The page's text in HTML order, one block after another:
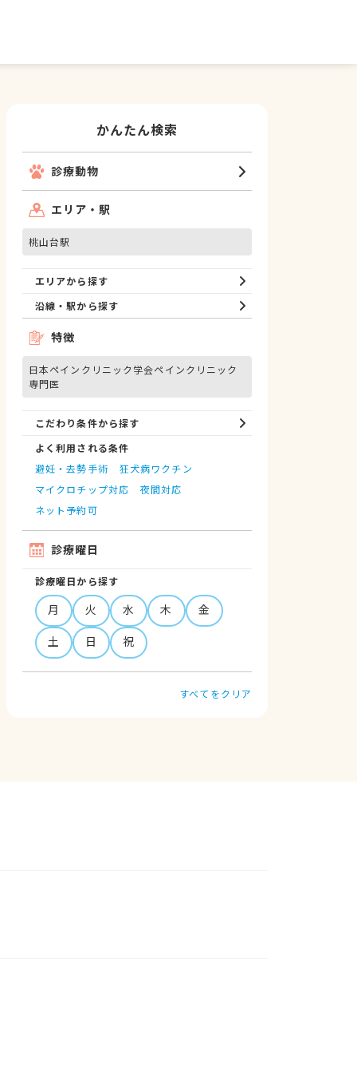
かんたん検索
診療動物
エリア・駅
桃山台駅
エリアから探す
沿線・駅から探す
特徴
日本ペインクリニック学会ペインクリニック
専門医
こだわり条件から探す
よく利用される条件
避妊・去勢手術
狂犬病ワクチン
マイクロチップ対応
夜間対応
ネット予約可
診療曜日
診療曜日から探す
月 火 水 木
金
土
日 祝
すべてをクリア